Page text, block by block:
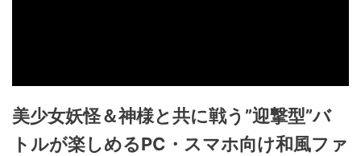
美少女妖怪＆神様と共に戦う”迎撃型”バ
トルが楽しめるPC・スマホ向け和風ファ